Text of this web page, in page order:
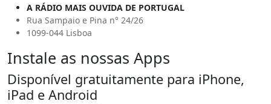
A RÁDIO MAIS OUVIDA DE PORTUGAL
Rua Sampaio e Pina n° 24/26
1099-044 Lisboa
Instale as nossas Apps
Disponível gratuitamente para iPhone,
iPad e Android